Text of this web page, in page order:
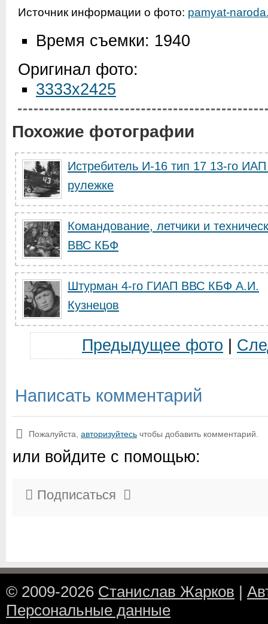
Источник информации о фото: pamyat-
Время съемки: 1940
Оригинал фото:
3333x2425
Похожие фотографии
Истребитель И-16 тип 17 13-го
рулежке
Командование, летчики и
ВВС КБФ
Штурман 4-го ГИАП ВВС КБФ А.И.
Кузнецов
Предыдущее фото
Написать комментарий
Пожалуйста, авторизуйтесь чтобы добавить комментарий.
или войдите с помощью:
Подписаться
© 2009-2026 Станислав Жарков |
Персональные данные